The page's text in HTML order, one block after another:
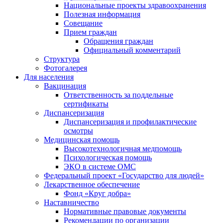
Национальные проекты здравоохранения
Полезная информация
Совещание
Прием граждан
Обращения граждан
Официальный комментарий
Структура
Фотогалерея
Для населения
Вакцинация
Ответственность за поддельные
сертификаты
Диспансеризация
Диспансеризация и профилактические
осмотры
Медицинская помощь
Высокотехнологичная медпомощь
Психологическая помощь
ЭКО в системе ОМС
Федеральный проект «Государство для людей»
Лекарственное обеспечение
Фонд «Круг добра»
Наставничество
Нормативные правовые документы
Рекомендации по организации